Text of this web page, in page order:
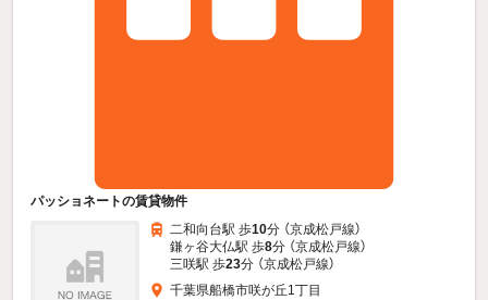
パッショネートの賃貸物件
二和向台駅 歩10分 （京成松戸線）
鎌ヶ谷大仏駅 歩8分 （京成松戸線）
三咲駅 歩23分 （京成松戸線）
千葉県船橋市咲が丘1丁目